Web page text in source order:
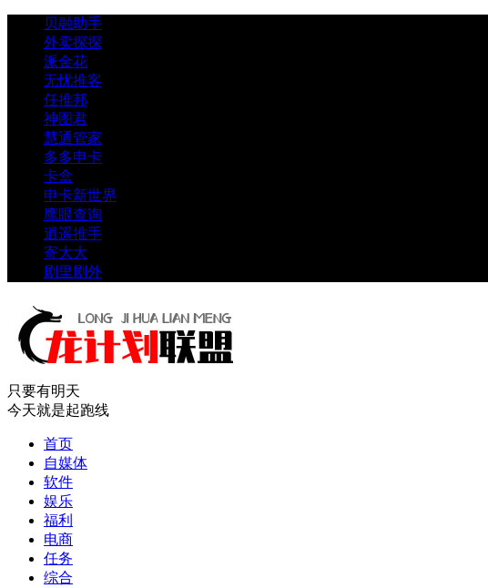
贝融助手
外卖探探
派金花
无忧推客
任推邦
神图君
慧通管家
多多申卡
卡盒
申卡新世界
鹰眼查询
逍遥推手
寄大大
剧里剧外
只要有明天
今天就是起跑线
首页
自媒体
软件
娱乐
福利
电商
任务
综合